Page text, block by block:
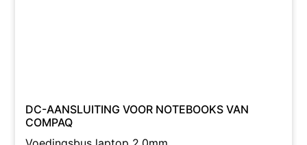
DC-AANSLUITING VOOR NOTEBOOKS VAN
COMPAQ